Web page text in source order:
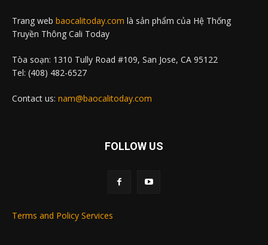
Trang web baocalitoday.com là sản phẩm của Hệ Thống
Truyền Thông Cali Today
Tòa soạn: 1310 Tully Road #109, San Jose, CA 95122
Tel: (408) 482-6527
Contact us: nam@baocalitoday.com
FOLLOW US
Terms and Policy Services